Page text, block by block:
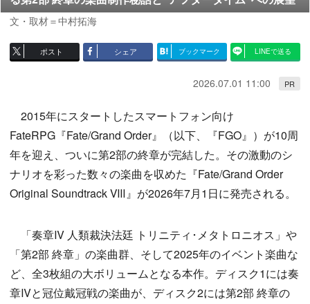
文・取材＝中村拓海
ポスト シェア ブックマーク LINEで送る
2026.07.01 11:00 PR
2015年にスタートしたスマートフォン向け
FateRPG『Fate/Grand Order』（以下、『FGO』）が10周
年を迎え、ついに第2部の終章が完結した。その激動のシ
ナリオを彩った数々の楽曲を収めた『Fate/Grand Order
Original Soundtrack Ⅷ』が2026年7月1日に発売される。
「奏章Ⅳ 人類裁決法廷 トリニティ･メタトロニオス」や
「第2部 終章」の楽曲群、そして2025年のイベント楽曲な
ど、全3枚組の大ボリュームとなる本作。ディスク1には奏
章Ⅳと冠位戴冠戦の楽曲が、ディスク2には第2部 終章の